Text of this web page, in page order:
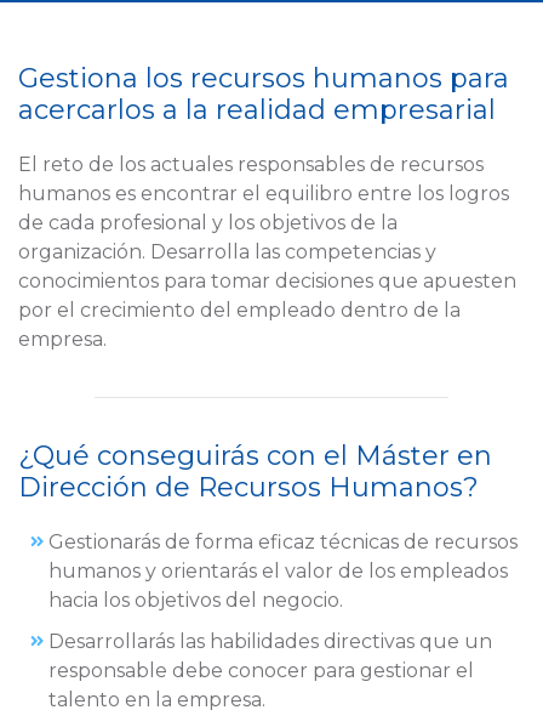
Gestiona los recursos humanos para
acercarlos a la realidad empresarial
El reto de los actuales responsables de recursos
humanos es encontrar el equilibro entre los logros
de cada profesional y los objetivos de la
organización. Desarrolla las competencias y
conocimientos para tomar decisiones que apuesten
por el crecimiento del empleado dentro de la
empresa.
¿Qué conseguirás con el Máster en
Dirección de Recursos Humanos?
Gestionarás de forma eficaz técnicas de recursos
humanos y orientarás el valor de los empleados
hacia los objetivos del negocio.
Desarrollarás las habilidades directivas que un
responsable debe conocer para gestionar el
talento en la empresa.